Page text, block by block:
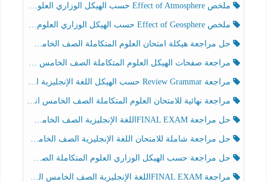
ملخص Effect of Atmosphere حسب الهيكل الوزاري العلوم المتكاملة الصف الخامس انسبير الفصل الثالث
ملخص Effect of Geosphere حسب الهيكل الوزاري العلوم المتكاملة الصف الخامس انسبير الفصل الثالث
حل مراجعة هيكلة امتحان العلوم المتكاملة الصف الخامس عام الفصل الثالث
مراجعة صفحات الهيكل العلوم المتكاملة الصف الخامس انسبير الفصل الثالث
مراجعة Review Grammar حسب الهيكل اللغة الإنجليزية الصف الخامس الفصل الثالث
مراجعة نهائية للامتحان العلوم المتكاملة الصف الخامس انسبير الفصل الثالث
حل مراجعة FINAL EXAMاللغة الإنجليزية الصف الخامس الفصل الثالث
حل مراجعة شاملة للامتحان اللغة الإنجليزية الصف الخامس الفصل الثالث
حل مراجعة حسب الهيكل الوزاري العلوم المتكاملة الصف الخامس عام الفصل الثالث
مراجعة FINAL EXAMاللغة الإنجليزية الصف الخامس الفصل الثالث